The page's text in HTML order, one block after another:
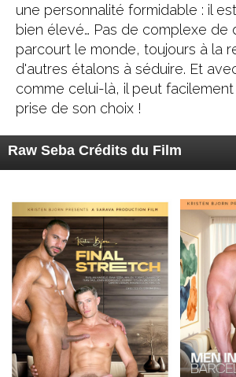
une personnalité formidable : il
bien élevé… Pas de complexe de
parcourt le monde, toujours à la
d'autres étalons à séduire. Et
comme celui-là, il peut
prise de son choix !
Raw Seba Crédits du Film